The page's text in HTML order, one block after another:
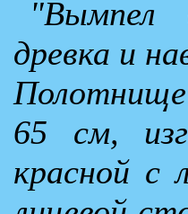
"Вымпел
древка и
65 см,
красной с